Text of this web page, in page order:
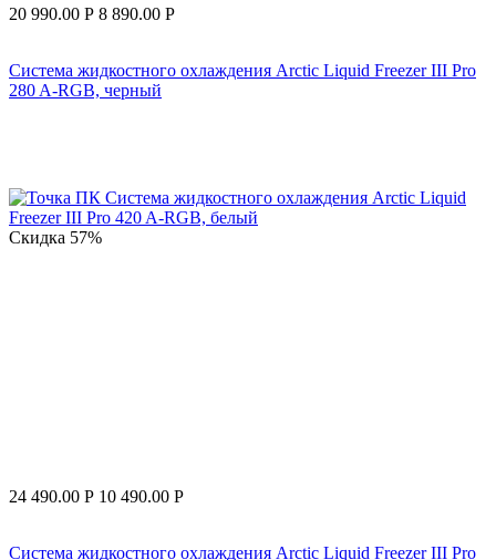
20 990.00 Р 8 890.00 Р
Система жидкостного охлаждения Arctic Liquid Freezer III Pro
280 A-RGB, черный
Скидка 57%
24 490.00 Р 10 490.00 Р
Система жидкостного охлаждения Arctic Liquid Freezer III Pro